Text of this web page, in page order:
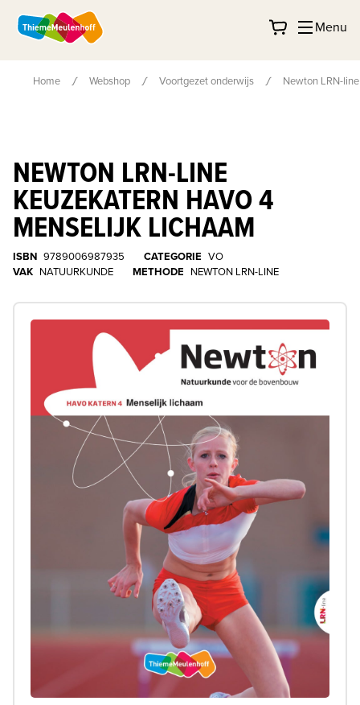
Menu
Home Webshop Voortgezet onderwijs Newton LRN-
NEWTON LRN-LINE
KEUZEKATERN HAVO 4
MENSELIJK LICHAAM
ISBN 9789006987935 CATEGORIE VO
VAK NATUURKUNDE METHODE NEWTON LRN-LINE